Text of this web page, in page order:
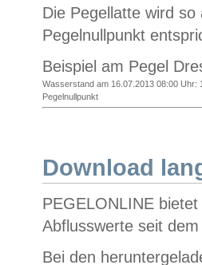
Die Pegellatte wird
Pegelnullpunkt
Beispiel am Pegel
Wasserstand am 16.07.2013 08:00 Uhr:
Pegelnullpunkt
Download
PEGELONLINE
Abflusswerte seit
Bei den